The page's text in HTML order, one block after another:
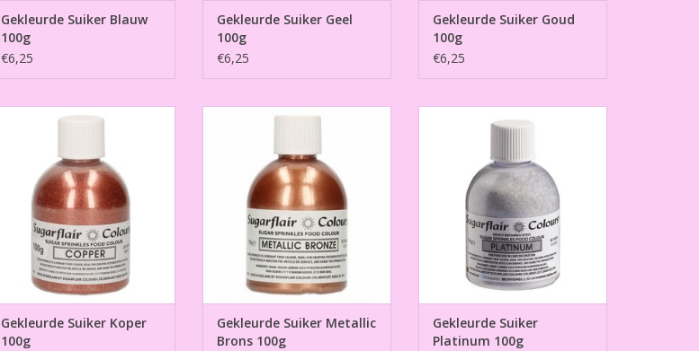
Gekleurde Suiker Blauw
100g
€6,25
Gekleurde Suiker Geel
100g
€6,25
Gekleurde Suiker Goud
100g
€6,25
Gekleurde Suiker Koper 100g
Gekleurde Suiker Koper
100g
Gekleurde Suiker Metallic Brons
TOEVOEGEN AAN WINKELWAGEN
Gekleurde Suiker Metallic
Brons 100g
Gekleurde Suiker
Platinum 100g